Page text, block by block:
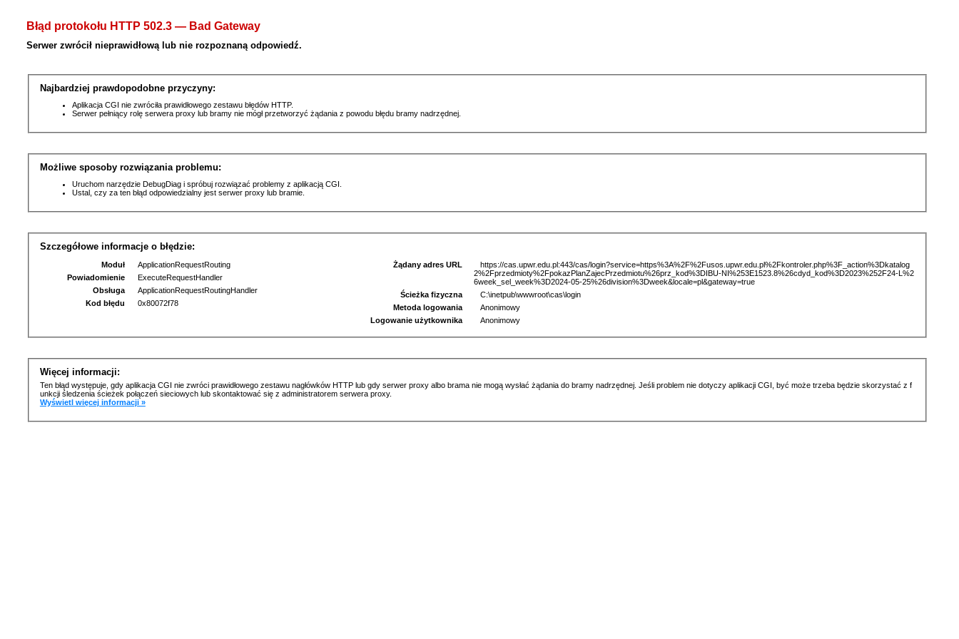
Błąd protokołu HTTP 502.3 — Bad Gateway
Serwer zwrócił nieprawidłową lub nie rozpoznaną odpowiedź.
Najbardziej prawdopodobne przyczyny:
Aplikacja CGI nie zwróciła prawidłowego zestawu błędów HTTP.
Serwer pełniący rolę serwera proxy lub bramy nie mógł przetworzyć żądania z powodu błędu bramy nadrzędnej.
Możliwe sposoby rozwiązania problemu:
Uruchom narzędzie DebugDiag i spróbuj rozwiązać problemy z aplikacją CGI.
Ustal, czy za ten błąd odpowiedzialny jest serwer proxy lub bramie.
Szczegółowe informacje o błędzie:
Moduł
ApplicationRequestRouting
Powiadomienie
ExecuteRequestHandler
Obsługa
ApplicationRequestRoutingHandler
Kod błędu
0x80072f78
Żądany adres URL
https://cas.upwr.edu.pl:443/cas/login?service=https%3A%2F%2Fusos.upwr.edu.pl%2Fkontroler.php%3F_action%3Dkatalog
2%2Fprzedmioty%2FpokazPlanZajecPrzedmiotu%26prz_kod%3DIBU-NI%253E1523.8%26cdyd_kod%3D2023%252F24-L%2
6week_sel_week%3D2024-05-25%26division%3Dweek&locale=pl&gateway=true
Ścieżka fizyczna
C:\inetpub\wwwroot\cas\login
Metoda logowania
Anonimowy
Logowanie użytkownika
Anonimowy
Więcej informacji:
Ten błąd występuje, gdy aplikacja CGI nie zwróci prawidłowego zestawu nagłówków HTTP lub gdy serwer proxy albo brama nie mogą wysłać żądania do bramy nadrzędnej. Jeśli problem nie dotyczy aplikacji CGI, być może trzeba będzie skorzystać z f
unkcji śledzenia ścieżek połączeń sieciowych lub skontaktować się z administratorem serwera proxy.
Wyświetl więcej informacji »